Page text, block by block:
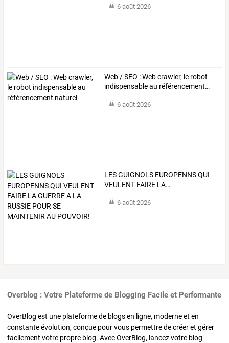
6 août 2026
Web /SEO :Webcrawler, le robot
indispensableau référencement…
6 août 2026
LESGUIGNOLS EUROPENNSQUI
VEULENT FAIRE LA…
6 août 2026
Overblog : Votre Plateforme de Blogging Facile et Performante
OverBlog est une plateforme de blogs en ligne, moderne et en
constante évolution, conçue pour vous permettre de créer et gérer
facilement votre propre blog. Avec OverBlog, lancez votre blog